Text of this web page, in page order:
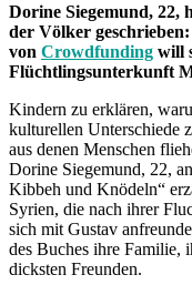
Dorine Siegemund, 22,
der Völker
von Crowdfunding will
Flüchtlingsunterkunft
Kindern zu erklären,
kulturellen Unterschiede
aus denen Menschen
Dorine Siegemund, 22,
Kibbeh und Knödeln“
Syrien, die nach ihrer
sich mit Gustav
des Buches ihre Familie,
dicksten Freunden.